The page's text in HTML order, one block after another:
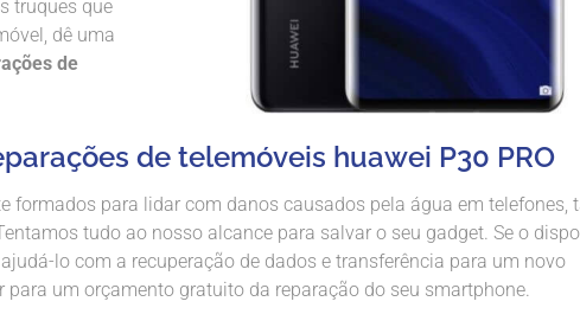
truques que
dê uma
de
de telemóveis huawei P30 PRO
formados para lidar com danos causados ​​pela água em telefones,
tudo ao nosso alcance para salvar o seu gadget. Se o
lo com a recuperação de dados e transferência para um novo
um orçamento gratuito da reparação do seu smartphone.